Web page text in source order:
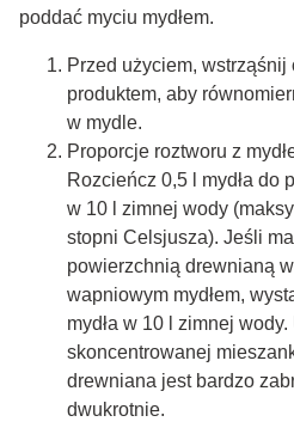
poddać myciu mydłem.
Przed użyciem, wstrząśnij
produktem, aby
w mydle.
Proporcje roztworu z
Rozcieńcz 0,5 l mydła do
w 10 l zimnej wody
stopni Celsjusza). Jeśli
powierzchnią drewnianą
wapniowym mydłem,
mydła w 10 l zimnej
skoncentrowanej
drewniana jest bardzo
dwukrotnie.